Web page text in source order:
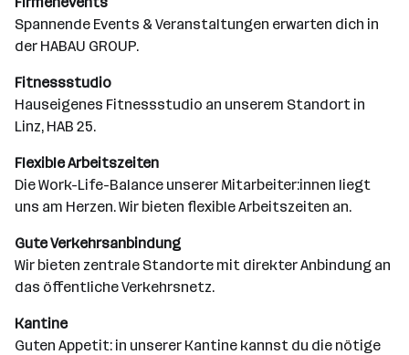
Spannende Events & Veranstaltungen erwarten dich in
der HABAU GROUP.
Fitnessstudio
Hauseigenes Fitnessstudio an unserem Standort in
Linz, HAB 25.
Flexible Arbeitszeiten
Die Work-Life-Balance unserer Mitarbeiter:innen liegt
uns am Herzen. Wir bieten flexible Arbeitszeiten an.
Gute Verkehrsanbindung
Wir bieten zentrale Standorte mit direkter Anbindung an
das öffentliche Verkehrsnetz.
Kantine
Guten Appetit: in unserer Kantine kannst du die nötige